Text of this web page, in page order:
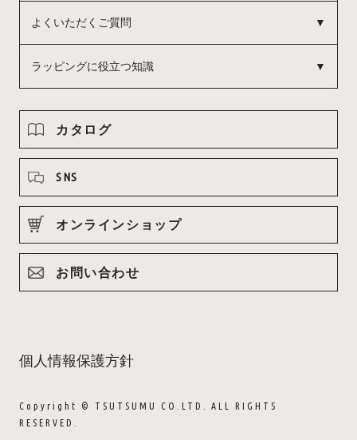
カタログ
SNS
オンラインショップ
お問い合わせ
よくいただくご質問
ラッピングに役立つ知識
個人情報保護方針
Copyright © TSUTSUMU CO.LTD. ALL RIGHTS
RESERVED.